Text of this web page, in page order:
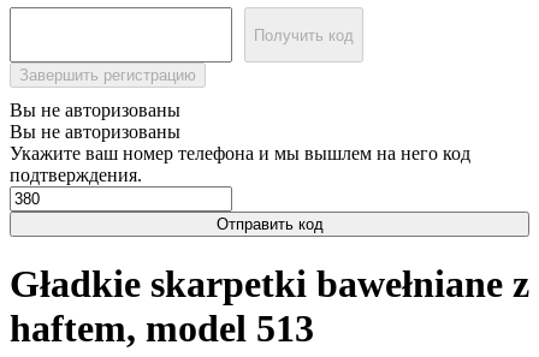
Получить код
Завершить регистрацию
Вы не авторизованы
Вы не авторизованы
Укажите ваш номер телефона и мы вышлем на него код
подтверждения.
Отправить код
Gładkie skarpetki bawełniane z
haftem, model 513